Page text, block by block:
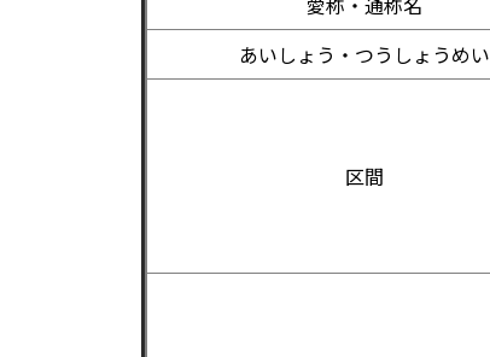
愛称・通称名
あいしょう・つうしょうめい
区間